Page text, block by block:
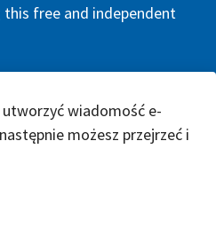
free and independent
utworzyć wiadomość e-
możesz przejrzeć i